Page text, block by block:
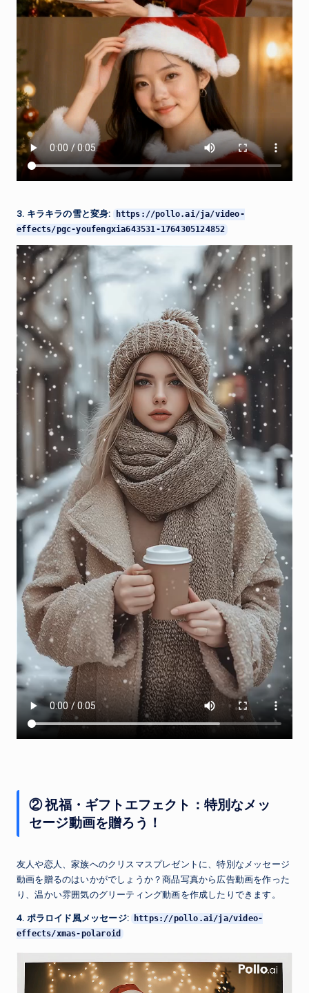
3. キラキラの雪と変身:
https://pollo.ai/ja/video-
effects/pgc-youfengxia643531-1764305124852
② 祝福・ギフトエフェクト：特別なメッ
セージ動画を贈ろう！
友人や恋人、家族へのクリスマスプレゼントに、特別なメッセージ
動画を贈るのはいかがでしょうか？商品写真から広告動画を作った
り、温かい雰囲気のグリーティング動画を作成したりできます。
4. ポラロイド風メッセージ:
https://pollo.ai/ja/video-
effects/xmas-polaroid